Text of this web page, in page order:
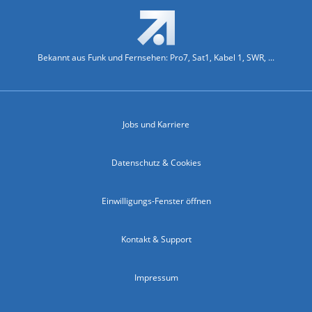
Bekannt aus Funk und Fernsehen: Pro7, Sat1, Kabel 1, SWR, ...
Jobs und Karriere
Datenschutz & Cookies
Einwilligungs-Fenster öffnen
Kontakt & Support
Impressum